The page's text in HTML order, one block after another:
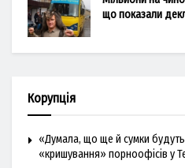
що показали
Корупція
«Думала, що ще й сумки
«кришування» порноофісів у